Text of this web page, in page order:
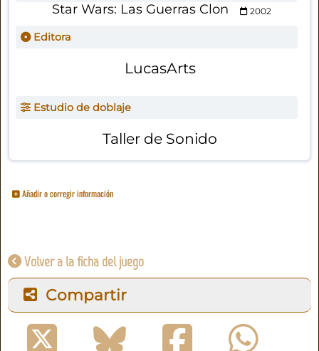
Star Wars: Las Guerras Clon 2002
Editora
LucasArts
Estudio de doblaje
Taller de Sonido
Añadir o corregir información
Volver a la ficha del juego
Compartir